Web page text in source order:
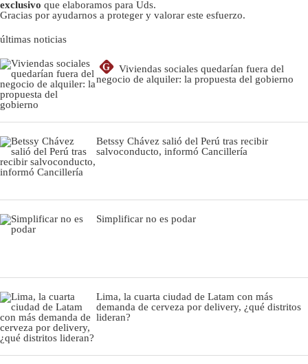
exclusivo que elaboramos para Uds.
Gracias por ayudarnos a proteger y valorar este esfuerzo.
últimas noticias
G
Viviendas sociales quedarían fuera del
negocio de alquiler: la propuesta del gobierno
Betssy Chávez salió del Perú tras recibir
salvoconducto, informó Cancillería
Simplificar no es podar
Lima, la cuarta ciudad de Latam con más
demanda de cerveza por delivery, ¿qué distritos
lideran?